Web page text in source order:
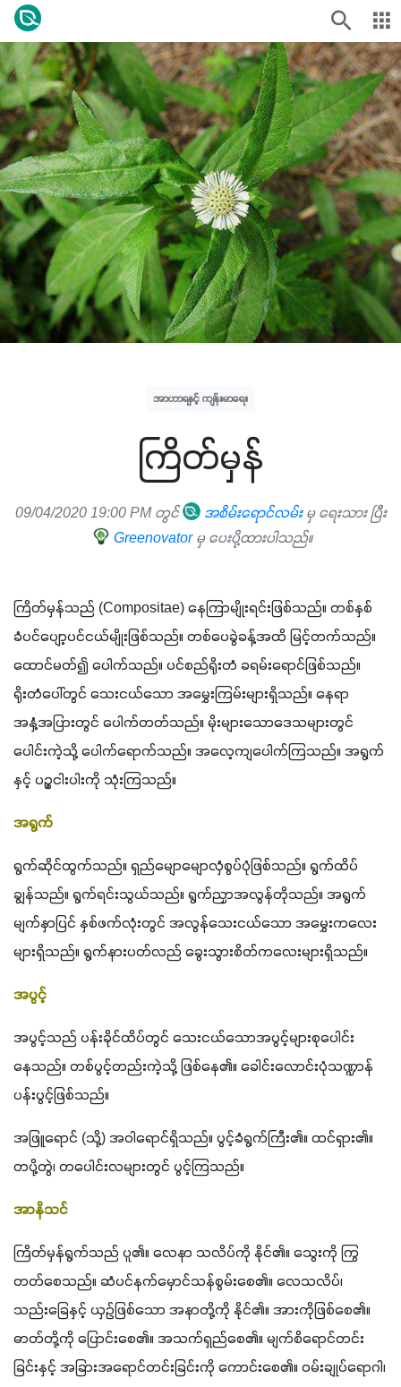
အာဟာရနှင့် ကျန်းမာရေး
ကြိတ်မှန်
09/04/2020 19:00 PM တွင် အစိမ်းရောင်လမ်းမှ ရေးသား ပြီး
Greenovator မှ ပေးပို့ထားပါသည်။
ကြိတ်မှန်သည် (Compositae) နေကြာမျိုးရင်းဖြစ်သည်။ တစ်နှစ်
ခံပင်ပျော့ပင်ငယ်မျိုးဖြစ်သည်။ တစ်ပေခွဲခန့်အထိ မြင့်တက်သည်။
ထောင်မတ်၍ ပေါက်သည်။ ပင်စည်ရိုးတံ ခရမ်းရောင်ဖြစ်သည်။
ရိုးတံပေါ်တွင် သေးငယ်သော အမွှေးကြမ်းများရှိသည်။ နေရာ
အနှံ့အပြားတွင် ပေါက်တတ်သည်။ မိုးများသောဒေသများတွင်
ပေါင်းကဲ့သို့ ပေါက်ရောက်သည်။ အလေ့ကျပေါက်ကြသည်။ အရွက်
နှင့် ပဥ္စငါးပါးကို သုံးကြသည်။
အရွက်
ရွက်ဆိုင်ထွက်သည်။ ရှည်မျောမျောလှံစွပ်ပုံဖြစ်သည်။ ရွက်ထိပ်
ချွန်သည်။ ရွက်ရင်းသွယ်သည်။ ရွက်ညှာအလွန်တိုသည်။ အရွက်
မျက်နှာပြင် နှစ်ဖက်လုံးတွင် အလွန်သေးငယ်သော အမွှေးကလေး
များရှိသည်။ ရွက်နားပတ်လည် ခွေးသွားစိတ်ကလေးများရှိသည်။
အပွင့်
အပွင့်သည် ပန်းခိုင်ထိပ်တွင် သေးငယ်သောအပွင့်များစုပေါင်း
နေသည်။ တစ်ပွင့်တည်းကဲ့သို့ ဖြစ်နေ၏။ ခေါင်းလောင်းပုံသဏ္ဍာန်
ပန်းပွင့်ဖြစ်သည်။
အဖြူရောင် (သို့) အဝါရောင်ရှိသည်။ ပွင့်ခံရွက်ကြီး၏။ ထင်ရှား၏။
တပို့တွဲ၊ တပေါင်းလများတွင် ပွင့်ကြသည်။
အာနိသင်
ကြိတ်မှန်ရွက်သည် ပူ၏။ လေနာ သလိပ်ကို နိုင်၏။ သွေးကို ကြွ
တတ်စေသည်။ ဆံပင်နက်မှောင်သန်စွမ်းစေ၏။ လေသလိပ်၊
သည်းခြေနှင့် ယှဉ်ဖြစ်သော အနာတို့ကို နိုင်၏။ အားကိုဖြစ်စေ၏။
ဓာတ်တို့ကို ပြောင်းစေ၏။ အသက်ရှည်စေ၏။ မျက်စိရောင်တင်း
ခြင်းနှင့် အခြားအရောင်တင်းခြင်းကို ကောင်းစေ၏။ ဝမ်းချုပ်ရောဂါ၊